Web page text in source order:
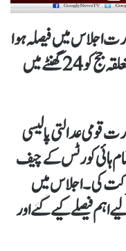
اجلاس میں فیصلہ ہوا
کہ عدالتی امور میں بیرونی مداخلت پر متعلقہ جج کو 24 گھنٹےمیں
عدالتی پالیسی
ہائی کورٹس کے چیف
کی۔ اجلاس میں
اہم فیصلے کیے گئے اور